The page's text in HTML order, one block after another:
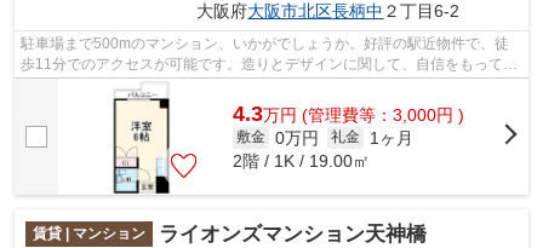
大阪府大阪市北区長柄中 ２丁目6-2
駐車場まで500mのマンション、いかがでしょうか。好評の駅近物件で、徒
歩11分でのアクセスが可能です。造りとデザインに関して、自信をもって情
報を提供できるマンションです。エレベ...
4.3万円 (管理費等：3,000円 )
敷金 0万円 礼金
1ヶ月
2階 / 1K / 19.00㎡
賃貸 | マンション ライオンズマンション天神橋